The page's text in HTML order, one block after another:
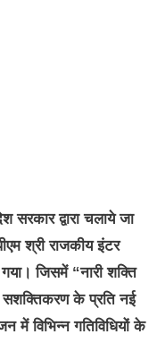
सरकार द्वारा चलाये जा
श्री राजकीय इंटर
जिसमें “नारी शक्ति
सशक्तिकरण के प्रति नई
में विभिन्न गतिविधियों के